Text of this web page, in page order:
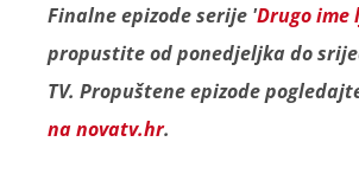
Finalne epizode serije 'Drugo ime
propustite od ponedjeljka do
TV. Propuštene epizode
na novatv.hr.